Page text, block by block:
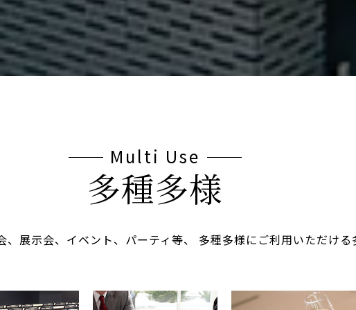
Multi Use
多種多様
展示会、イベント、パーティ等、 多種多様にご利用いただける